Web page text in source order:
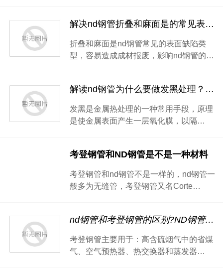
解决nd钢管折叠和麻面是的常见表面缺陷
折叠和麻面是nd钢管常见的表面缺陷类
型，容易造成成材报废，影响nd钢管的…
解读nd钢管为什么要做发黑处理？好处？
发黑是金属热处理的一种常用手段，原理
是使金属表面产生一层氧化膜，以隔…
考登钢管和ND钢管是不是一种材料
考登钢管和nd钢管不是一样的，nd钢管一
般多为无缝管，考登钢管又名Corte…
nd钢管和考登钢管的区别?ND钢管使用温度
考登钢管主要用于：高含硫烟气中的省煤
气、空气预热器、热交换器和蒸发器…